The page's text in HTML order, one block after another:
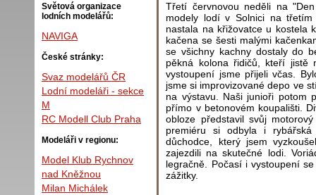
Světová organizace
lodních modelářů:
NAVIGA
České stránky:
Svaz modelářů ČR
Lodní modeláři - sekce
M
RC Modell Club Praha
Modeláři v regionu:
Model Klub Rychnov
nad Kněžnou
Milan Michálek
Třetí červnovou neděli na
modely lodí v Solnici na
nastala na křižovatce u kostela
kačena se šesti malými
se všichny kachny dostaly do
pěkná kolona řidičů, kteří
vystoupení jsme přijeli včas.
jsme si improvizované depo ve
na výstavu. Naši junioři potom
přímo v betonovém koupališti.
obloze představil svůj
premiéru si odbyla i
důchodce, který jsem
zajezdili na skutečné lodi.
legračně. Počasí i vystoupení
zážitky.